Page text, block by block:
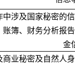
中涉及国家秘密的
账簿、财务分析报
金
商业秘密及自然人